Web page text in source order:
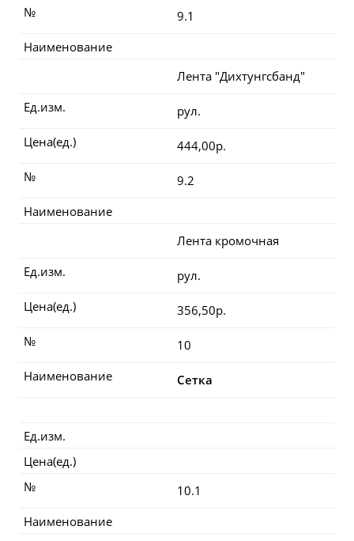
9.1
№
Наименование
Лента "Дихтунгсбанд"
рул.
Ед.изм.
444,00р.
Цена(ед.)
9.2
№
Наименование
Лента кромочная
рул.
Ед.изм.
356,50р.
Цена(ед.)
10
№
Сетка
Наименование
Ед.изм.
Цена(ед.)
10.1
№
Наименование